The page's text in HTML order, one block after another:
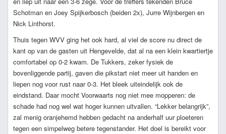
Schotman en Joey Spijkerbosch (beiden 2x), Jurre Wijnbergen en
Nick Linthorst.
Thuis tegen WVV ging het ook hard, al viel de score nu direct de
kant op van de gasten uit Hengevelde, dat al na een klein kwartiertje
comfortabel op 0-2 kwam. De Tukkers, zeker fysiek de
bovenliggende partij, gaven die pikstart niet meer uit handen en
liepen nog voor rust naar 0-3. Het bleek uiteindelijk ook de
eindstand. Daar mocht Voorwaarts nog niet mee mopperen: de
schade had nog wel wat hoger kunnen uitvallen. “Lekker belangrijk”,
zal menig oranjehemd hebben gedacht na anderhalf uur ploeteren
tegen een simpelweg betere tegenstander. Het doel is bereikt voor